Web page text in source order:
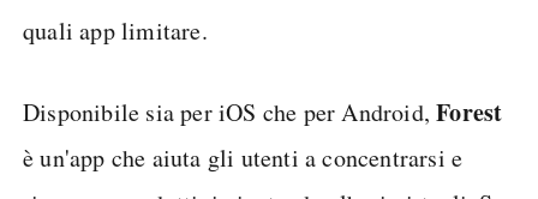
quali app limitare.
Disponibile sia per iOS che per Android,Forest
è un'app che aiuta gli utenti a concentrarsi e